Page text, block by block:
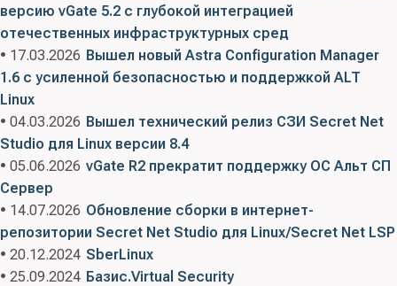
версию vGate 5.2 с глубокой интеграцией
отечественных инфраструктурных сред
• 17.03.2026 Вышел новый Astra Configuration Manager
1.6 с усиленной безопасностью и поддержкой ALT
Linux
• 04.03.2026 Вышел технический релиз СЗИ Secret Net
Studio для Linux версии 8.4
• 05.06.2026 vGate R2 прекратит поддержку ОС Альт СП
Сервер
• 14.07.2026 Обновление сборки в интернет-
репозитории Secret Net Studio для Linux/Secret Net LSP
• 20.12.2024 SberLinux
• 25.09.2024 Базис.Virtual Security